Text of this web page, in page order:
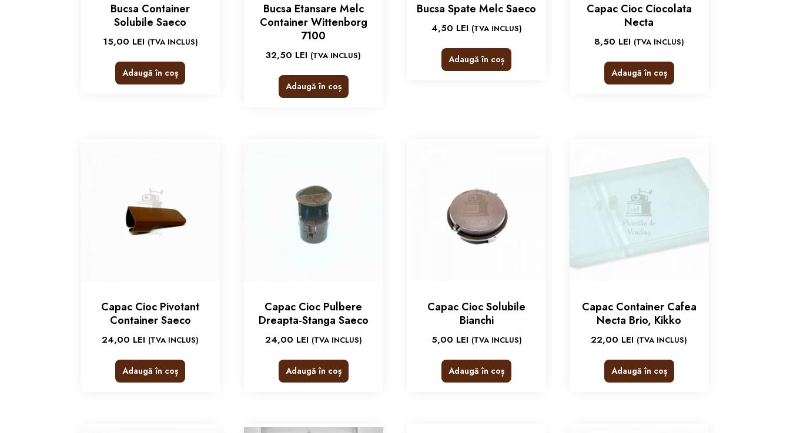
Bucsa Container
Solubile Saeco
15,00 LEI (TVA INCLUS)
Adaugă în coș
Bucsa Etansare Melc
Container Wittenborg
7100
32,50 LEI (TVA INCLUS)
Adaugă în coș
Bucsa Spate Melc Saeco
4,50 LEI (TVA INCLUS)
Adaugă în coș
Capac Cioc Ciocolata
Necta
8,50 LEI (TVA INCLUS)
Adaugă în coș
Capac Cioc Pivotant
Container Saeco
24,00 LEI (TVA INCLUS)
Adaugă în coș
Capac Cioc Pulbere
Dreapta-Stanga Saeco
24,00 LEI (TVA INCLUS)
Adaugă în coș
Capac Cioc Solubile
Bianchi
5,00 LEI (TVA INCLUS)
Adaugă în coș
Capac Container Cafea
Necta Brio, Kikko
22,00 LEI (TVA INCLUS)
Adaugă în coș